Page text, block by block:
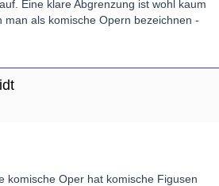
Eine klare Abgrenzung ist wohl kaum
man als komische Opern bezeichnen -
komische Oper hat komische Figusen